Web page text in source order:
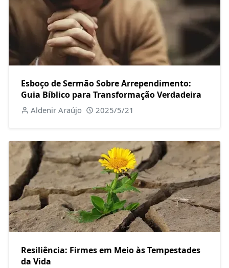
Esboço de Sermão Sobre Arrependimento:
Guia Bíblico para Transformação Verdadeira
Aldenir Araújo 2025/5/21
Resiliência: Firmes em Meio às Tempestades
da Vida